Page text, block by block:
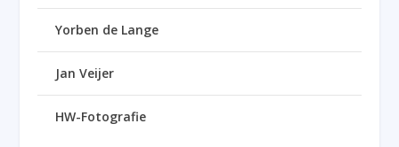
Yorben de Lange
Jan Veijer
HW-Fotografie